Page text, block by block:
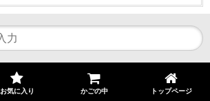
お気に入り かごの中 トップページ